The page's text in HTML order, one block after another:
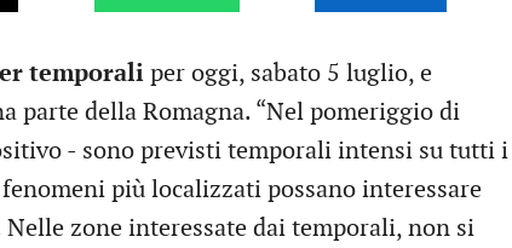
temporali per oggi, sabato 5 luglio, e
parte della Romagna. “Nel pomeriggio di
- sono previsti temporali intensi su tutti i
più localizzati possano interessare
zone interessate dai temporali, non si